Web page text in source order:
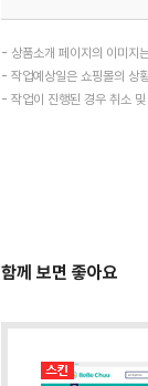
- 상품소개 페이지의 이미지
- 작업예상일은 쇼핑몰의 상
- 작업이 진행된 경우 취소
함께 보면 좋아요